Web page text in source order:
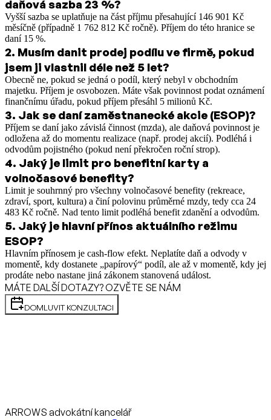
daňová sazba 23 %?
Vyšší sazba se uplatňuje na část příjmu přesahující 146 901 Kč
měsíčně (případně 1 762 812 Kč ročně). Příjem do této hranice se
daní 15 %.
2. Musím danit prodej podílu ve firmě, pokud
jsem ji vlastnil déle než 5 let?
Obecně ne, pokud se jedná o podíl, který nebyl v obchodním
majetku. Příjem je osvobozen. Máte však povinnost podat oznámení
finančnímu úřadu, pokud příjem přesáhl 5 milionů Kč.
3. Jak se daní zaměstnanecké akcie (ESOP)?
Příjem se daní jako závislá činnost (mzda), ale daňová povinnost je
odložena až do momentu realizace (např. prodej akcií). Podléhá i
odvodům pojistného (pokud není překročen roční strop).
4. Jaký je limit pro benefitní karty a
volnočasové benefity?
Limit je souhrnný pro všechny volnočasové benefity (rekreace,
zdraví, sport, kultura) a činí polovinu průměrné mzdy, tedy cca 24
483 Kč ročně. Nad tento limit podléhá benefit zdanění a odvodům.
5. Jaký je hlavní přínos aktuálního režimu
ESOP?
Hlavním přínosem je cash-flow efekt. Neplatíte daň a odvody v
momentě, kdy dostanete „papírový“ podíl, ale až v momentě, kdy jej
prodáte nebo nastane jiná zákonem stanovená událost.
MÁTE DALŠÍ DOTAZY? OZVĚTE SE NÁM
DOMLUVIT KONZULTACI
ARROWS advokátní kancelář